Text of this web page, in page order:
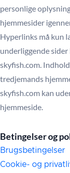
personlige
hjemmesider
Hyperlinks må kun
underliggende
skyfish.com.
tredjemands
skyfish.com kan
hjemmeside.
Betingelser og
Brugsbetingelser
Cookie- og